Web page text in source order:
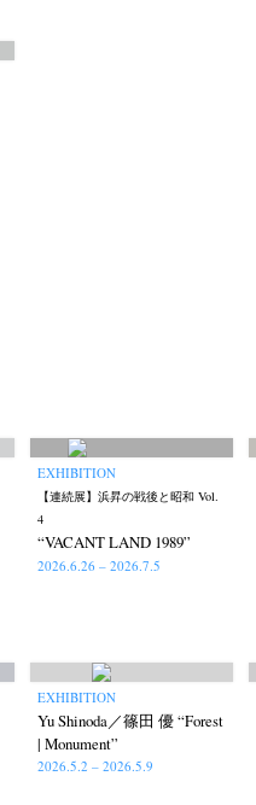
EXHIBITION
【連続展】浜昇の戦後と昭和 Vol.
4
“VACANT LAND 1989”
2026.6.26 – 2026.7.5
EXHIBITION
Yu Shinoda／篠田 優 “Forest
| Monument”
2026.5.2 – 2026.5.9